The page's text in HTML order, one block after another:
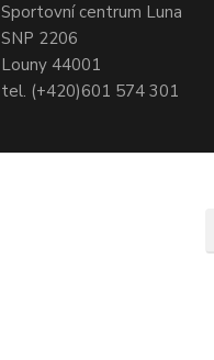
Sportovní centrum Luna
SNP 2206
Louny 44001
tel. (+420)601 574 301